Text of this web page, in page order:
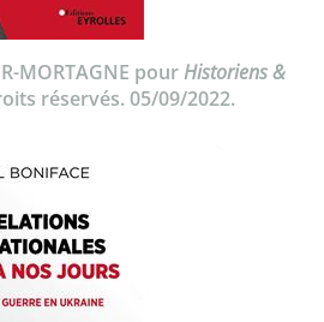
MORTAGNE pourHistoriens &
réservés. 05/09/2022.